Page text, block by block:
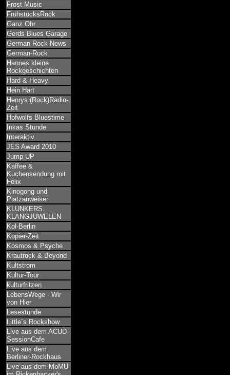
Frost Music
FrühstücksRock
Ganz Ohr
Gerds Blues Garage
German Rock News
German-Rock
Hannes kleine
Rockgeschichten
Hard & Heavy
Hein Hart
Henrys (Rock)Radio-
Zeit
Hofwolfs Bluestime
Inkas Stunde
Interaktiv
JES Award 2010
Jump UP
Kaffee &
Kuchensendung mit
Felix
Kinogong und
Platzanweiser
KLUNKERS
KLANGJUWELEN
Kol-Berlin
Kopier-Zeit
Kosmos & Psyche
Krautrock & Beyond
Kultstrom
Kultur-Tour
kulturfritzen
LebensWege - Wir
von Hier
Lesestunde
Little´s Rockshow
Live aus dem ACUD-
SessionCafe
Live aus dem
Berliner-Rockhaus
Live aus dem MoMU